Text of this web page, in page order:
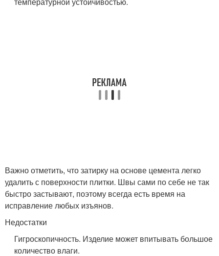
Важно отметить, что затирку на основе цемента легко
удалить с поверхности плитки. Швы сами по себе не так
быстро застывают, поэтому всегда есть время на
исправление любых изъянов.
Недостатки
Гигроскопичность. Изделие может впитывать большое
количество влаги.